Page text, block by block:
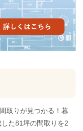
取りが見つかる！暮
た81坪の間取りを2